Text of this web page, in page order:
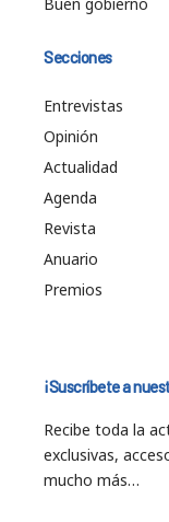
Secciones
Entrevistas
Opinión
Actualidad
Agenda
Revista
Anuario
Premios
¡Suscríbete a
Recibe toda la
exclusivas,
mucho más…